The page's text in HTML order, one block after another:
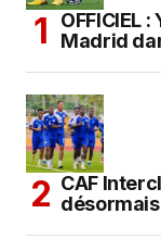
OFFICIEL
Madrid
CAF